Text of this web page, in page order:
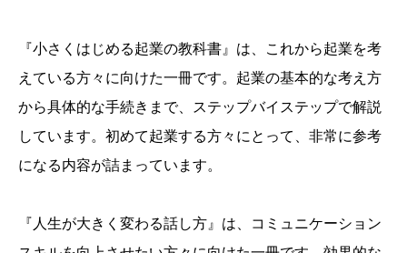
『小さくはじめる起業の教科書』は、これから起業を考
えている方々に向けた一冊です。起業の基本的な考え方
から具体的な手続きまで、ステップバイステップで解説
しています。初めて起業する方々にとって、非常に参考
になる内容が詰まっています。
『人生が大きく変わる話し方』は、コミュニケーション